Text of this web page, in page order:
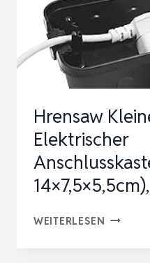
Hrensaw
Elektrischer
WEITERLESEN